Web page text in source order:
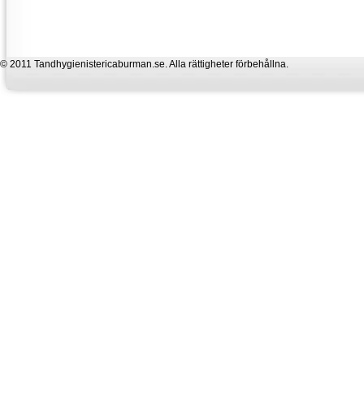
© 2011 Tandhygienistericaburman.se. Alla rättigheter förbehållna.